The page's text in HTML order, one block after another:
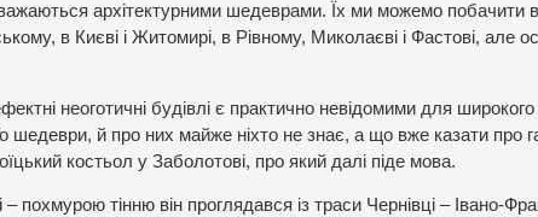
архітектурними шедеврами. Їх ми можемо побачити в
в Києві і Житомирі, в Рівному, Миколаєві і Фастові, але
неоготичні будівлі є практично невідомими для
шедеври, й про них майже ніхто не знає, а що вже казати про
костьол у Заболотові, про який далі піде мова.
похмурою тінню він проглядався із траси Чернівці – Івано-